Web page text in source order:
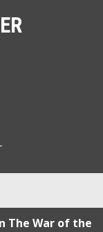
The War of the